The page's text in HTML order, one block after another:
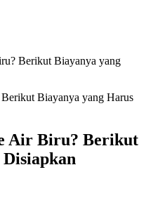
Berikut Biayanya yang
Air Biru? Berikut